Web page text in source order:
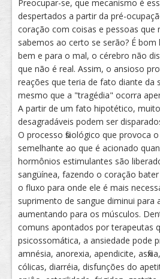
Preocupar-se, que mecanismo é
despertados a partir da pré-
coração com coisas e pessoas que
sabemos ao certo se serão? É bom
bem e para o mal, o cérebro não
que não é real. Assim, o ansioso
reações que teria de fato diante da
mesmo que a "tragédia" ocorra
A partir de um fato hipotético,
desagradáveis podem ser
O processo fisiológico que provoca
semelhante ao que é acionado
hormônios estimulantes são
sangüínea, fazendo o coração
o fluxo para onde ele é mais
suprimento de sangue diminui para
aumentando para os músculos.
comuns apontados por terapeutas
psicossomática, a ansiedade pode
amnésia, anorexia, apendicite,
cólicas, diarréia, disfunções do